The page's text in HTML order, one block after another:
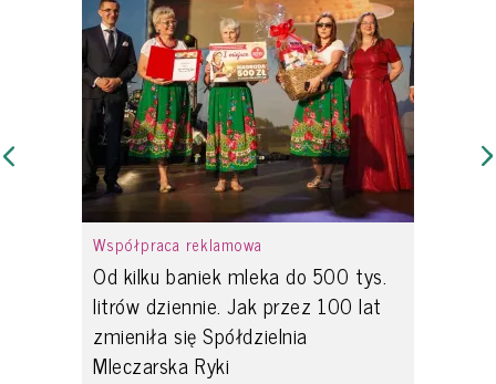
Współpraca reklamowa
Od kilku baniek mleka do 500 tys.
litrów dziennie. Jak przez 100 lat
zmieniła się Spółdzielnia
Mleczarska Ryki